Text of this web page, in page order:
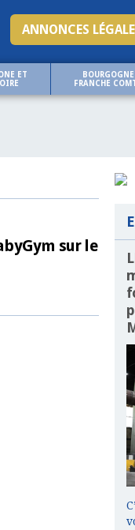
ANNONCES
ET
BOURGOGNE
FRANCHE
sur le